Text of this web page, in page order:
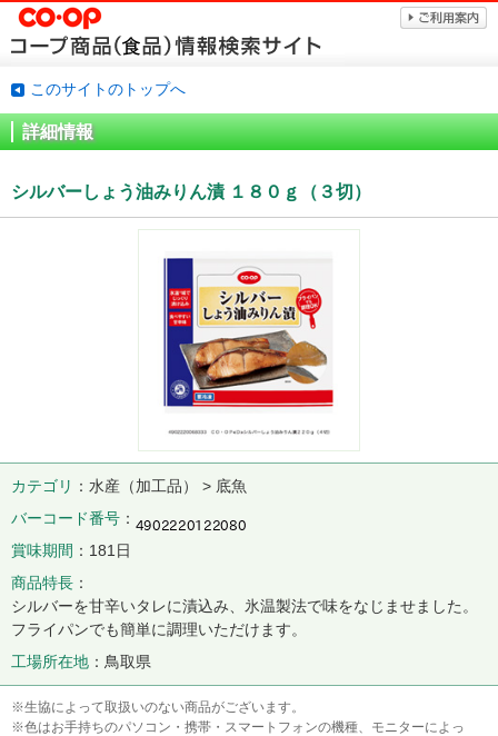
このサイトのトップへ
詳細情報
シルバーしょう油みりん漬 １８０ｇ（３切）
カテゴリ
水産（加工品） > 底魚
バーコード番号
賞味期間
181日
商品特長
シルバーを甘辛いタレに漬込み、氷温製法で味をなじませました。
フライパンでも簡単に調理いただけます。
工場所在地
鳥取県
※生協によって取扱いのない商品がございます。
※色はお手持ちのパソコン・携帯・スマートフォンの機種、モニターによっ